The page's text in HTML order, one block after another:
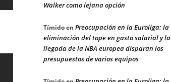
Walker como lejana opción
Tímidoen Preocupación en la Euroliga: la
eliminación del tope en gasto salarial y la
llegada de la NBA europea disparan los
presupuestos de varios equipos